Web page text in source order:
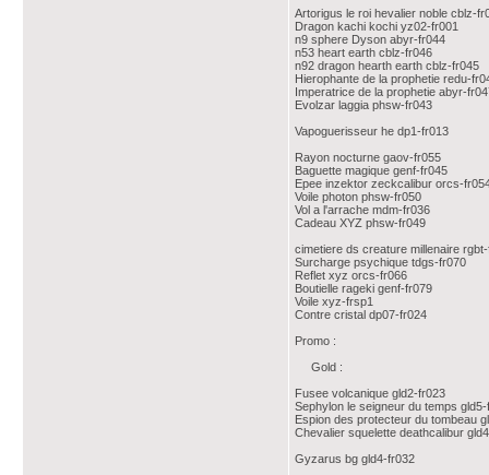
Artorigus le roi hevalier noble cblz-
Dragon kachi kochi yz02-fr001
n9 sphere Dyson abyr-fr044
n53 heart earth cblz-fr046
n92 dragon hearth earth cblz-fr045
Hierophante de la prophetie redu-
Imperatrice de la prophetie abyr-
Evolzar laggia phsw-fr043
Vapoguerisseur he dp1-fr013
Rayon nocturne gaov-fr055
Baguette magique genf-fr045
Epee inzektor zeckcalibur orcs-
Voile photon phsw-fr050
Vol a l'arrache mdm-fr036
Cadeau XYZ phsw-fr049
cimetiere ds creature millenaire
Surcharge psychique tdgs-fr070
Reflet xyz orcs-fr066
Boutielle rageki genf-fr079
Voile xyz-frsp1
Contre cristal dp07-fr024
Promo :
Gold :
Fusee volcanique gld2-fr023
Sephylon le seigneur du temps
Espion des protecteur du tombeau
Chevalier squelette deathcalibur
Gyzarus bg gld4-fr032